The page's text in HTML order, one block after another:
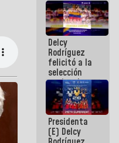
Delcy
Rodríguez
felicitó a la
selección
nacional
masculina
de voleibol
campeona
de la Copa
Panamericana
Presidenta
(E) Delcy